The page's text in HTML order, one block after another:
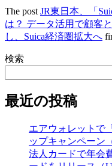
The post JR東日本、「
は？ データ活用で顧客
し、Suica経済圏拡大へ
検索
最近の投稿
エアウォレットで
ップキャンペーン
法人カードで年会